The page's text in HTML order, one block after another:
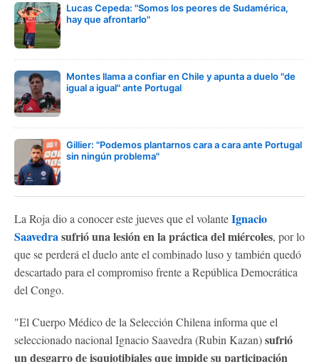
Lucas Cepeda: "Somos los peores de Sudamérica,
hay que afrontarlo"
Montes llama a confiar en Chile y apunta a duelo "de
igual a igual" ante Portugal
Gillier: "Podemos plantarnos cara a cara ante Portugal
sin ningún problema"
La Roja dio a conocer este jueves que el volanteIgnacio
Saavedrasufrió una lesión en la práctica del miércoles, por lo
que se perderá el duelo ante el combinado luso y también quedó
descartado para el compromiso frente a República Democrática
del Congo.
"El Cuerpo Médico de la Selección Chilena informa que el
seleccionado nacional Ignacio Saavedra (Rubin Kazan)sufrió
un desgarro de isquiotibiales que impide su participación